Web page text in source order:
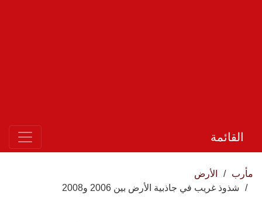
القائمة
مأرب
الأرض
شذوذ غريب في جاذبية الأرض بين 2006 و2008